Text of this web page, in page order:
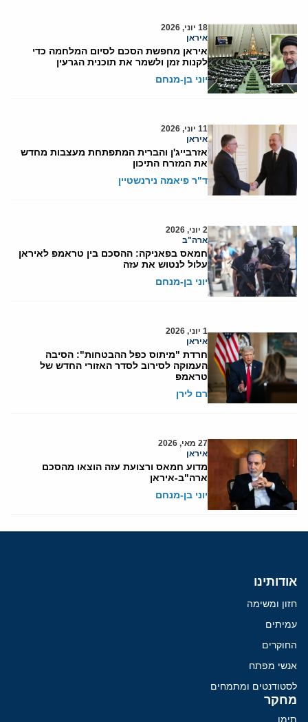
18 יוני, 2026
איראן
איראן מחפשת הסכם לסיום המלחמה כדי
לקנות זמן ולשמר את תוכנית הגרעין
יוני בן-מנחם
11 יוני, 2026
איראן
אזרבייג'ן והברית המתפתחת מעצבות מחדש
את המזרח התיכון
ד"ר פיאמה נירנשטיין
2 יוני, 2026
ארה"ב
חמאס בפאניקה: ההסכם בין טראמפ לאיראן
עלול לנטוש את עזה
יוני בן-מנחם
1 יוני, 2026
איראן
חרדת "מיתוס כפל ההבטחות": הסיבה
העמוקה לסירוב לסדר האזורי החדש של
טראמפ
רם לירן
27 מאי, 2026
איראן
מדוע חמאס ורצועת עזה הוצאו מהסכם
ארה"ב-איראן
יוני בן-מנחם
אודותינו
חזון ומשימה
עמיתים
החוקרים
אנשי מפתח
לסטודנטים ומתמחים
מחקר
תימן